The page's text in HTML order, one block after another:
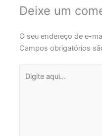
Deixe um
O seu endereço de e-
Campos obrigatórios
aqui...